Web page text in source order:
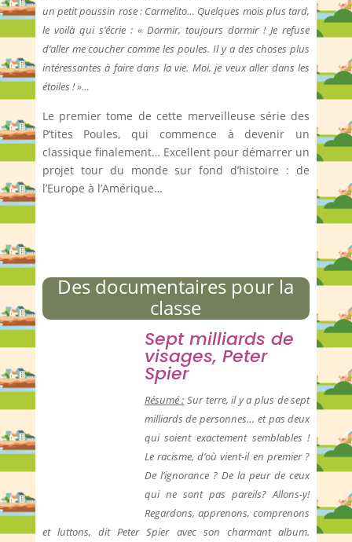
un petit poussin rose : Carmelito… Quelques mois plus tard,
le voilà qui s’écrie : « Dormir, toujours dormir ! Je refuse
d’aller me coucher comme les poules. Il y a des choses plus
intéressantes à faire dans la vie. Moi, je veux aller dans les
étoiles ! »…
Le premier tome de cette merveilleuse série des
P’tites Poules, qui commence à devenir un
classique finalement… Excellent pour démarrer un
projet tour du monde sur fond d’histoire : de
l’Europe à l’Amérique…
Des documentaires pour la
classe
Sept milliards de
visages, Peter
Spier
Résumé : Sur terre, il y a plus de sept
milliards de personnes… et pas deux
qui soient exactement semblables !
Le racisme, d’où vient-il en premier ?
De l’ignorance ? De la peur de ceux
qui ne sont pas pareils? Allons-y!
Regardons, apprenons, comprenons
et luttons, dit Peter Spier avec son charmant album.